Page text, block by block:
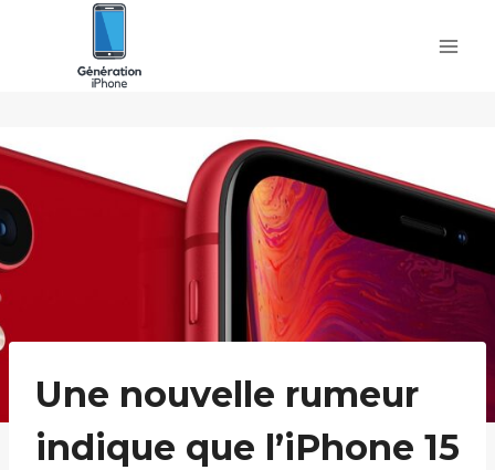
Une nouvelle rumeur
indique que l’iPhone 15